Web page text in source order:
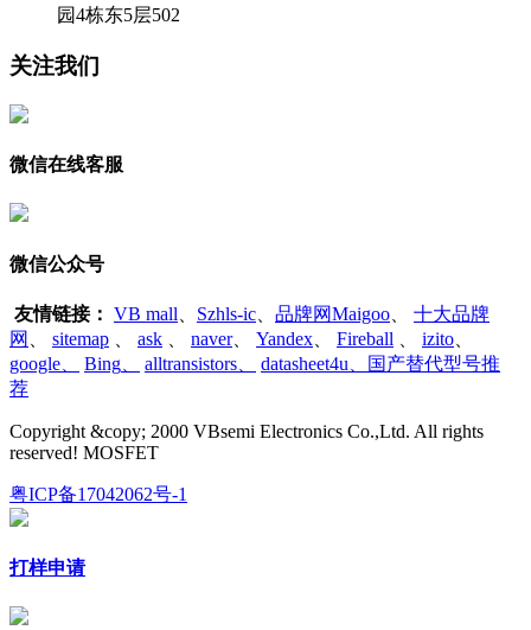
园4栋东5层502
关注我们
微信在线客服
微信公众号
友情链接： VB mall Szhls-ic 品牌网Maigoo
十大品牌
网
sitemap ask naver、 Yandex Fireball izito
google
Bing alltransistors
datasheet4u、国产替代型号推
荐
Copyright &copy; 2000 VBsemi Electronics Co.,Ltd. All rights
reserved! MOSFET
粤ICP备17042062号-1
打样申请